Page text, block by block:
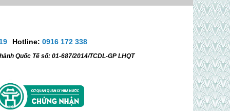
Hotline: 0916 172 338
Quốc Tế số: 01-687/2014/TCDL-GP LHQT